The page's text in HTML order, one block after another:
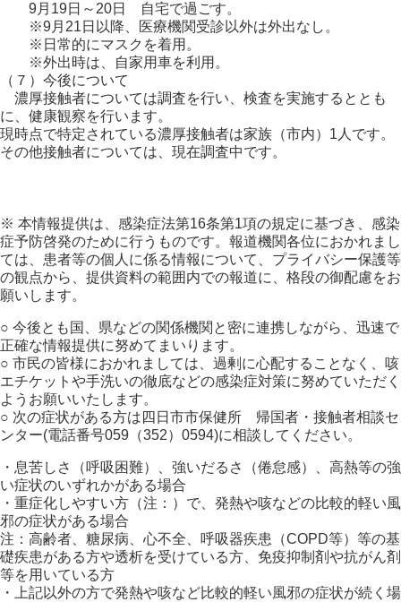
9月19日～20日 自宅で過ごす。
※9月21日以降、医療機関受診以外は外出なし。
※日常的にマスクを着用。
※外出時は、自家用車を利用。
（７）今後について
濃厚接触者については調査を行い、検査を実施するととも
に、健康観察を行います。
現時点で特定されている濃厚接触者は家族（市内）1人です。
その他接触者については、現在調査中です。
※ 本情報提供は、感染症法第16条第1項の規定に基づき、感染
症予防啓発のために行うものです。報道機関各位におかれまし
ては、患者等の個人に係る情報について、プライバシー保護等
の観点から、提供資料の範囲内での報道に、格段の御配慮をお
願いします。
○ 今後とも国、県などの関係機関と密に連携しながら、迅速で
正確な情報提供に努めてまいります。
○ 市民の皆様におかれましては、過剰に心配することなく、咳
エチケットや手洗いの徹底などの感染症対策に努めていただく
ようお願いいたします。
○ 次の症状がある方は四日市市保健所 帰国者・接触者相談セ
ンター(電話番号059（352）0594)に相談してください。
・息苦しさ（呼吸困難）、強いだるさ（倦怠感）、高熱等の強
い症状のいずれかがある場合
・重症化しやすい方（注：）で、発熱や咳などの比較的軽い風
邪の症状がある場合
注：高齢者、糖尿病、心不全、呼吸器疾患（COPD等）等の基
礎疾患がある方や透析を受けている方、免疫抑制剤や抗がん剤
等を用いている方
・上記以外の方で発熱や咳など比較的軽い風邪の症状が続く場